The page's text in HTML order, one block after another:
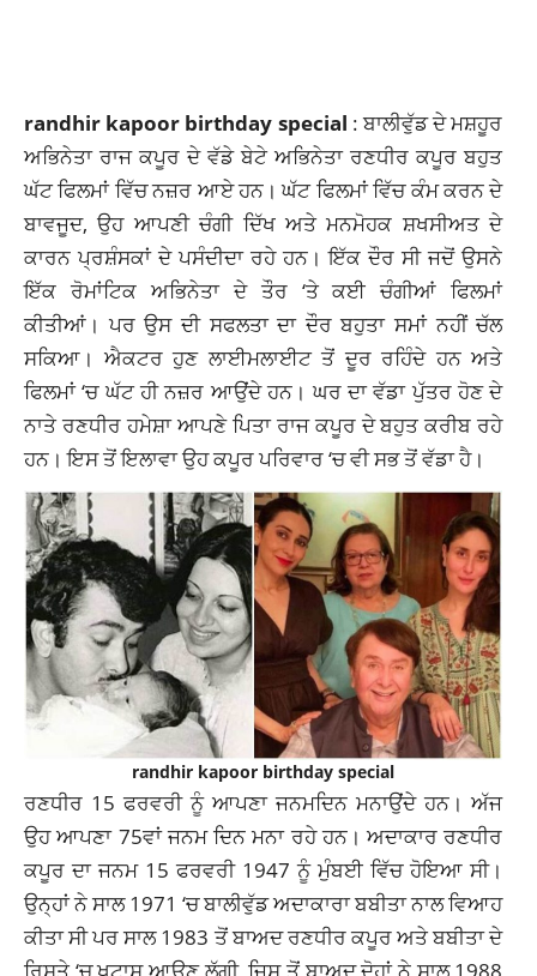
randhir kapoor birthday special : ਬਾਲੀਵੁੱਡ ਦੇ ਮਸ਼ਹੂਰ
ਅਭਿਨੇਤਾ ਰਾਜ ਕਪੂਰ ਦੇ ਵੱਡੇ ਬੇਟੇ ਅਭਿਨੇਤਾ ਰਣਧੀਰ ਕਪੂਰ ਬਹੁਤ
ਘੱਟ ਫਿਲਮਾਂ ਵਿੱਚ ਨਜ਼ਰ ਆਏ ਹਨ। ਘੱਟ ਫਿਲਮਾਂ ਵਿੱਚ ਕੰਮ ਕਰਨ ਦੇ
ਬਾਵਜੂਦ, ਉਹ ਆਪਣੀ ਚੰਗੀ ਦਿੱਖ ਅਤੇ ਮਨਮੋਹਕ ਸ਼ਖਸੀਅਤ ਦੇ
ਕਾਰਨ ਪ੍ਰਸ਼ੰਸਕਾਂ ਦੇ ਪਸੰਦੀਦਾ ਰਹੇ ਹਨ।ਇੱਕ ਦੌਰ ਸੀ ਜਦੋਂ ਉਸਨੇ
ਇੱਕ ਰੋਮਾਂਟਿਕ ਅਭਿਨੇਤਾ ਦੇ ਤੌਰ ‘ਤੇ ਕਈ ਚੰਗੀਆਂ ਫਿਲਮਾਂ
ਕੀਤੀਆਂ। ਪਰ ਉਸ ਦੀ ਸਫਲਤਾ ਦਾ ਦੌਰ ਬਹੁਤਾ ਸਮਾਂ ਨਹੀਂ ਚੱਲ
ਸਕਿਆ।ਐਕਟਰ ਹੁਣ ਲਾਈਮਲਾਈਟ ਤੋਂ ਦੂਰ ਰਹਿੰਦੇ ਹਨ ਅਤੇ
ਫਿਲਮਾਂ ‘ਚ ਘੱਟ ਹੀ ਨਜ਼ਰ ਆਉਂਦੇ ਹਨ। ਘਰ ਦਾ ਵੱਡਾ ਪੁੱਤਰ ਹੋਣ ਦੇ
ਨਾਤੇ ਰਣਧੀਰ ਹਮੇਸ਼ਾ ਆਪਣੇ ਪਿਤਾ ਰਾਜ ਕਪੂਰ ਦੇ ਬਹੁਤ ਕਰੀਬ ਰਹੇ
ਹਨ। ਇਸ ਤੋਂ ਇਲਾਵਾ ਉਹ ਕਪੂਰ ਪਰਿਵਾਰ ‘ਚ ਵੀ ਸਭ ਤੋਂ ਵੱਡਾ ਹੈ।
randhir kapoor birthday special
ਰਣਧੀਰ 15 ਫਰਵਰੀ ਨੂੰ ਆਪਣਾ ਜਨਮਦਿਨ ਮਨਾਉਂਦੇ ਹਨ। ਅੱਜ
ਉਹ ਆਪਣਾ 75ਵਾਂ ਜਨਮ ਦਿਨ ਮਨਾ ਰਹੇ ਹਨ। ਅਦਾਕਾਰ ਰਣਧੀਰ
ਕਪੂਰ ਦਾ ਜਨਮ 15 ਫਰਵਰੀ 1947 ਨੂੰ ਮੁੰਬਈ ਵਿੱਚ ਹੋਇਆ ਸੀ।
ਉਨ੍ਹਾਂ ਨੇ ਸਾਲ 1971 ‘ਚ ਬਾਲੀਵੁੱਡ ਅਦਾਕਾਰਾ ਬਬੀਤਾ ਨਾਲ ਵਿਆਹ
ਕੀਤਾ ਸੀ ਪਰ ਸਾਲ 1983 ਤੋਂ ਬਾਅਦ ਰਣਧੀਰ ਕਪੂਰ ਅਤੇ ਬਬੀਤਾ ਦੇ
ਰਿਸ਼ਤੇ ‘ਚ ਖਟਾਸ ਆਉਣ ਲੱਗੀ, ਜਿਸ ਤੋਂ ਬਾਅਦ ਦੋਹਾਂ ਨੇ ਸਾਲ 1988